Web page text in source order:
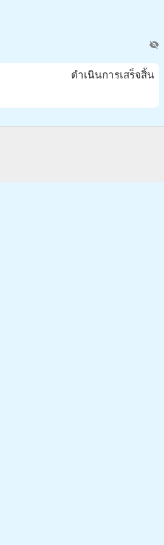
visibility_off
ดำเนินการเสร็จสิ้น